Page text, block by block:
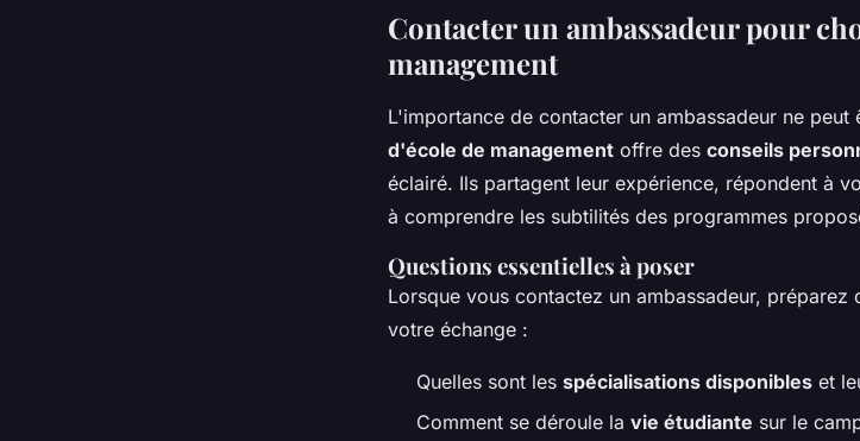
Contacter un ambassadeur pour
management
L'importance de contacter un ambassadeur ne peut
d'école de management offre des conseils
éclairé. Ils partagent leur expérience, répondent à
à comprendre les subtilités des programmes
Questions essentielles à poser
Lorsque vous contactez un ambassadeur,
votre échange :
Quelles sont les spécialisations disponibles et
Comment se déroule la vie étudiante sur le